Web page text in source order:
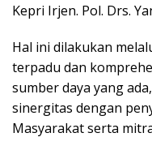
Kepri Irjen. Pol. Drs.
Hal ini dilakukan
terpadu dan
sumber daya yang
sinergitas dengan
Masyarakat serta